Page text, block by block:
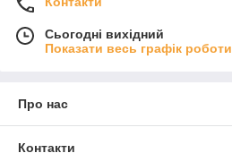
Сьогодні вихідний
Показати весь графік роботи
Про нас
Контакти